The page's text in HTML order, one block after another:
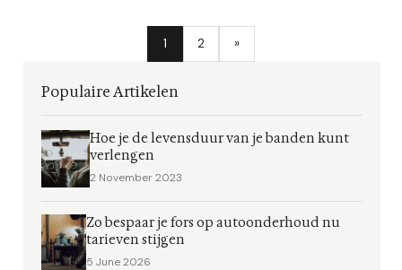
1 2 »
Populaire Artikelen
Hoe je de levensduur van je banden kunt
verlengen
2 November 2023
Zo bespaar je fors op autoonderhoud nu
tarieven stijgen
5 June 2026